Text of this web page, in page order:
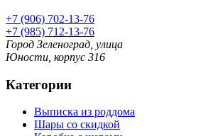
+7 (906) 702-13-76
+7 (985) 712-13-76
Город Зеленоград, улица
Юности, корпус 316
Категории
Выписка из роддома
Шары со скидкой